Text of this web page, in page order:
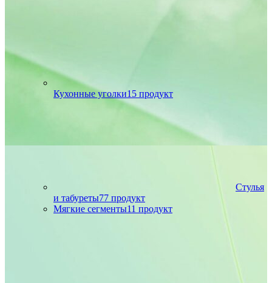
Кухонные уголки15 продукт
Стулья
и табуреты77 продукт
Мягкие сегменты11 продукт